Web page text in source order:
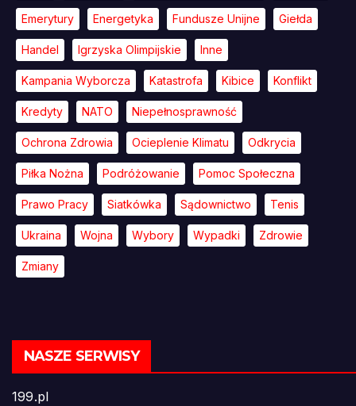
Emerytury Energetyka Fundusze Unijne Giełda
Handel Igrzyska Olimpijskie Inne
Kampania Wyborcza Katastrofa Kibice Konflikt
Kredyty NATO Niepełnosprawność
Ochrona Zdrowia Ocieplenie Klimatu Odkrycia
Piłka Nożna Podróżowanie Pomoc Społeczna
Prawo Pracy Siatkówka Sądownictwo Tenis
Ukraina Wojna Wybory Wypadki Zdrowie
Zmiany
NASZE SERWISY
199.pl